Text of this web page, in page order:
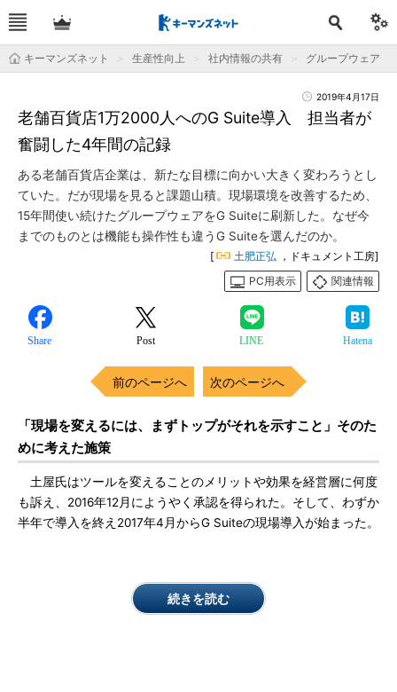
キーマンズネット 生産性向上 社内情報の共有 グループウェア
2019年4月17日
老舗百貨店1万2000人へのG Suite導入 担当者が
奮闘した4年間の記録
ある老舗百貨店企業は、新たな目標に向かい大きく変わろうとし
ていた。だが現場を見ると課題山積。現場環境を改善するため、
15年間使い続けたグループウェアをG Suiteに刷新した。なぜ今
までのものとは機能も操作性も違うG Suiteを選んだのか。
[ 土肥正弘 ，ドキュメント工房]
PC用表示
関連情報
Share Post LINE Hatena
前のページへ 次のページへ
「現場を変えるには、まずトップがそれを示すこと」そのた
めに考えた施策
土屋氏はツールを変えることのメリットや効果を経営層に何度
も訴え、2016年12月にようやく承認を得られた。そして、わずか
半年で導入を終え2017年4月からG Suiteの現場導入が始まった。
続きを読む